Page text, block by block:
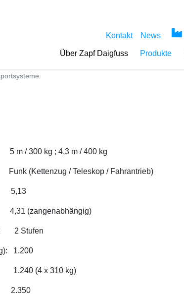
Kontakt News
Über Zapf Daigfuss Produkte
kg ; 4,3 m / 400 kg
/ Teleskop / Fahrantrieb)
5,13
(zangenabhängig)
2 Stufen
1.200
1.240 (4 x 310 kg)